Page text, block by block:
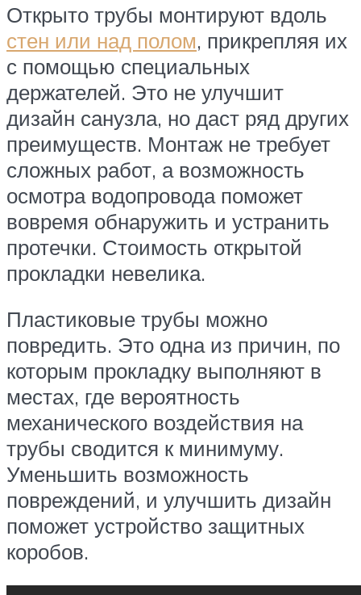
Открыто трубы монтируют вдоль
стен или над полом, прикрепляя их
с помощью специальных
держателей. Это не улучшит
дизайн санузла, но даст ряд других
преимуществ. Монтаж не требует
сложных работ, а возможность
осмотра водопровода поможет
вовремя обнаружить и устранить
протечки. Стоимость открытой
прокладки невелика.
Пластиковые трубы можно
повредить. Это одна из причин, по
которым прокладку выполняют в
местах, где вероятность
механического воздействия на
трубы сводится к минимуму.
Уменьшить возможность
повреждений, и улучшить дизайн
поможет устройство защитных
коробов.